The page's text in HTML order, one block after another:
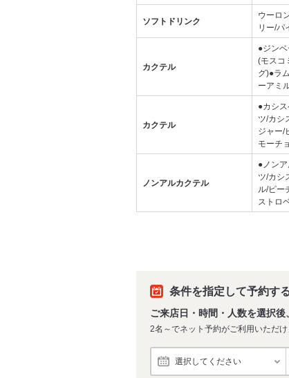
ソフトドリンク
ウーロ
リー/パ
カクテル
●ジン
(モスコ
グ)●ラ
ーアミ
カクテル
●カシ
ツ/カシ
ジャー/
モーチ
ノンアルカクテル
●ノン
ツ/カシ
ル/ピー
ストロ
条件を指定して予約す
ご来店日・時間・人数を選択後
2名～でネット予約がご利用いただけ
選択してください